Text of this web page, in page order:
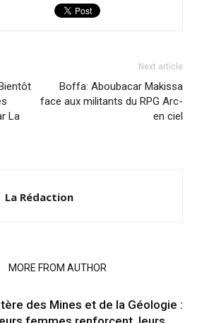
La
Next article
Boffa: Aboubacar Makissa
face aux militants du RPG Arc-
en ciel
La Rédaction
MORE FROM AUTHOR
des Mines et de la Géologie :